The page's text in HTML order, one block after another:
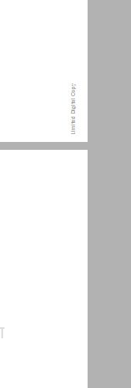
תוכן העניינים ... 5